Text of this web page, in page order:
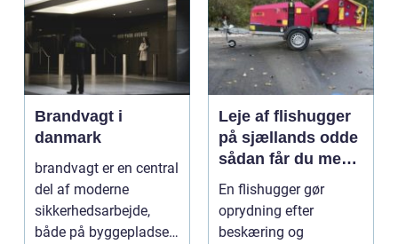
Brandvagt i
danmark
brandvagt er en central
del af moderne
sikkerhedsarbejde,
både på byggepladser,
Leje af flishugger
på sjællands odde
sådan får du mest
ud af arbejdet
En flishugger gør
oprydning efter
beskæring og